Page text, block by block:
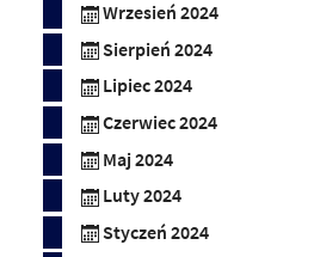
Wrzesień 2024
Sierpień 2024
Lipiec 2024
Czerwiec 2024
Maj 2024
Luty 2024
Styczeń 2024